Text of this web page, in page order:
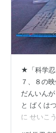
★「科学忍
７、８の
だんいん
と ばくは
に せいこ